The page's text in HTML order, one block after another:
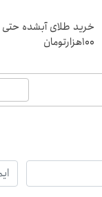
خرید طلای آبشده حتی
۱۰۰هزارتومان